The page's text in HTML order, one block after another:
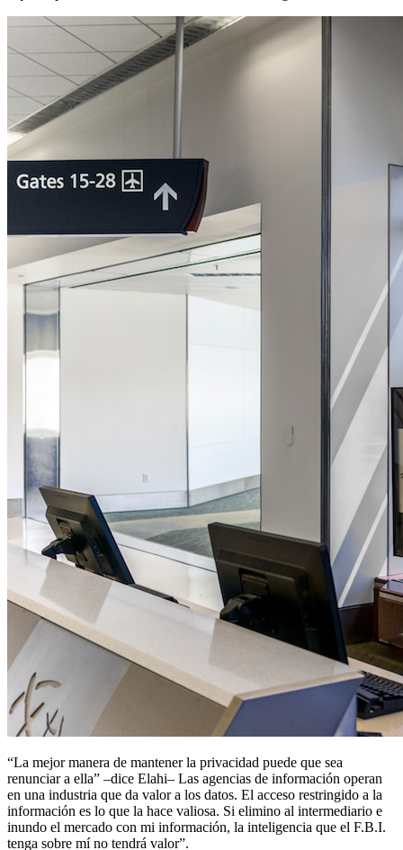
“La mejor manera de mantener la privacidad puede que sea
renunciar a ella” –dice Elahi– Las agencias de información operan
en una industria que da valor a los datos. El acceso restringido a la
información es lo que la hace valiosa. Si elimino al intermediario e
inundo el mercado con mi información, la inteligencia que el F.B.I.
tenga sobre mí no tendrá valor”.